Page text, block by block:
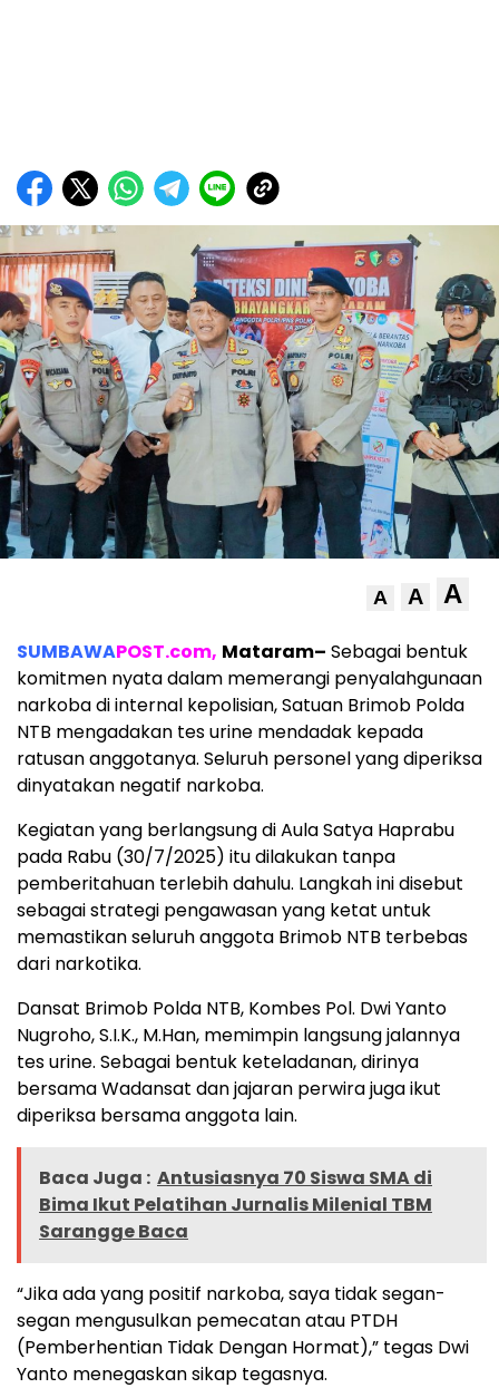
A A A
SUMBAWAPOST.com, Mataram– Sebagai bentuk
komitmen nyata dalam memerangi penyalahgunaan
narkoba di internal kepolisian, Satuan Brimob Polda
NTB mengadakan tes urine mendadak kepada
ratusan anggotanya. Seluruh personel yang diperiksa
dinyatakan negatif narkoba.
Kegiatan yang berlangsung di Aula Satya Haprabu
pada Rabu (30/7/2025) itu dilakukan tanpa
pemberitahuan terlebih dahulu. Langkah ini disebut
sebagai strategi pengawasan yang ketat untuk
memastikan seluruh anggota Brimob NTB terbebas
dari narkotika.
Dansat Brimob Polda NTB, Kombes Pol. Dwi Yanto
Nugroho, S.I.K., M.Han, memimpin langsung jalannya
tes urine. Sebagai bentuk keteladanan, dirinya
bersama Wadansat dan jajaran perwira juga ikut
diperiksa bersama anggota lain.
Baca Juga : Antusiasnya 70 Siswa SMA di
Bima Ikut Pelatihan Jurnalis Milenial TBM
Sarangge Baca
“Jika ada yang positif narkoba, saya tidak segan-
segan mengusulkan pemecatan atau PTDH
(Pemberhentian Tidak Dengan Hormat),” tegas Dwi
Yanto menegaskan sikap tegasnya.